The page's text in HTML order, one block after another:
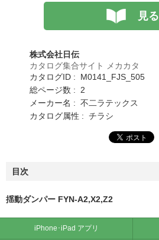
見る
株式会社日伝
カタログ集合サイト メカカタ
カタログID : M0141_FJS_505
総ページ数 : 2
メーカー名 : 不二ラテックス
カタログ属性 : チラシ
目次
揺動ダンパー FYN-A2,X2,Z2
iPhone･iPad アプリ